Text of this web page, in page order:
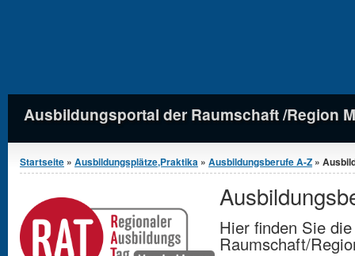
Ausbildungsportal der Raumschaft /Region
Sie sind hier
Startseite » Ausbildungsplätze,Praktika » Ausbildungsberufe A-Z »
Hier finden Sie
Raumschaft/